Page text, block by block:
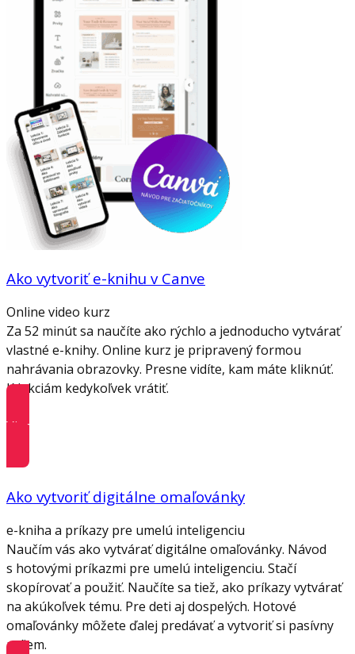
Ako vytvoriť e-knihu v Canve
Online video kurz
Za 52 minút sa naučíte ako rýchlo a jednoducho vytvárať
vlastné e-knihy. Online kurz je pripravený formou
nahrávania obrazovky. Presne vidíte, kam máte kliknúť.
K lekciám kedykoľvek vrátiť.
Viac informácií
Ako vytvoriť digitálne omaľovánky
e-kniha a príkazy pre umelú inteligenciu
Naučím vás ako vytvárať digitálne omaľovánky. Návod
s hotovými príkazmi pre umelú inteligenciu. Stačí
skopírovať a použiť. Naučíte sa tiež, ako príkazy vytvárať
na akúkoľvek tému. Pre deti aj dospelých. Hotové
omaľovánky môžete ďalej predávať a vytvoriť si pasívny
príjem.